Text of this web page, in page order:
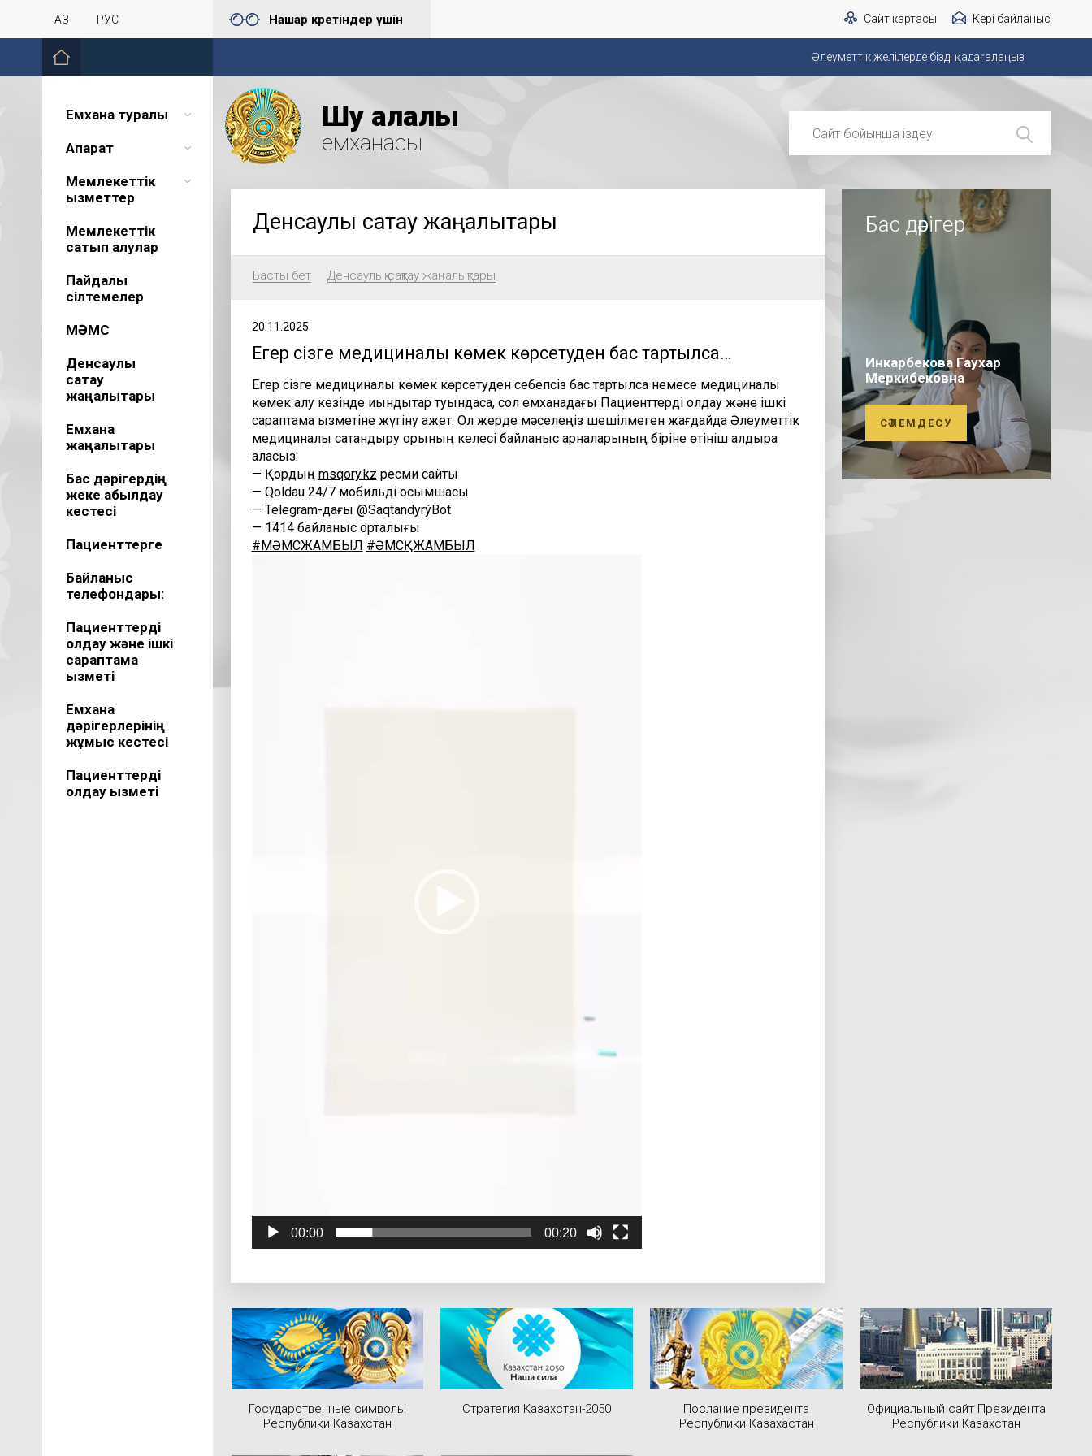
ҚАЗ РУС Нашар көретіндер үшін Сайт картасы Кері байланыс
Әлеуметтік желілерде бізді қадағалаңыз
Емхана туралы
Ақпарат
Мемлекеттік
қызметтер
Мемлекеттік
сатып алулар
Пайдалы
сілтемелер
МӘМС
Денсаулық
сақтау
жаңалықтары
Емхана
жаңалықтары
Бас дәрігердің
жеке қабылдау
кестесі
Пациенттерге
Байланыс
телефондары:
Пациенттерді
қолдау және ішкі
сараптама
қызметі
Емхана
дәрігерлерінің
жұмыс кестесі
Пациенттерді
қолдау қызметі
Шу қалалық
емханасы
Денсаулық сақтау жаңалықтары
Басты бет Денсаулық сақтау жаңалықтары
20.11.2025
Егер сізге медициналық көмек көрсетуден бас тартылса…
Егер сізге медициналық көмек көрсетуден себепсіз бас тартылса немесе медициналық
көмек алу кезінде қиындықтар туындаса, сол емханадағы Пациенттерді қолдау және ішкі
сараптама қызметіне жүгіну қажет. Ол жерде мәселеңіз шешілмеген жағдайда Әлеуметтік
медициналық сақтандыру қорының келесі байланыс арналарының біріне өтініш қалдыра
аласыз:
— Қордың msqory.kz ресми сайты
— Qoldau 24/7 мобильді қосымшасы
— Telegram-дағы @SaqtandyrýBot
— 1414 байланыс орталығы
#МӘМСЖАМБЫЛ #ӘМСҚЖАМБЫЛ
00:00 00:20
Бас дәрігер
Инкарбекова Гаухар
Меркибековна
СӘЛЕМДЕСУ
Государственные символы
Республики Казахстан
Стратегия Казахстан-2050
Послание президента
Республики Казахастан
Официальный сайт Президента
Республики Казахстан